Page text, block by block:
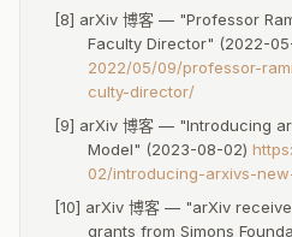
过渡期的运营连续性
从大学项目到独立法人的转变涉
迁移、人事关系重建、合同重签
常运营的稳定性需要重点保障。
[8] arXiv 博客 — "Professor
Faculty Director" (2022-
2022/05/09/professor-
culty-director/
[9] arXiv 博客 — "Introducing
Model" (2023-08-02)
02/introducing-arxivs-
[10] arXiv 博客 — "arXiv
grants from Simons